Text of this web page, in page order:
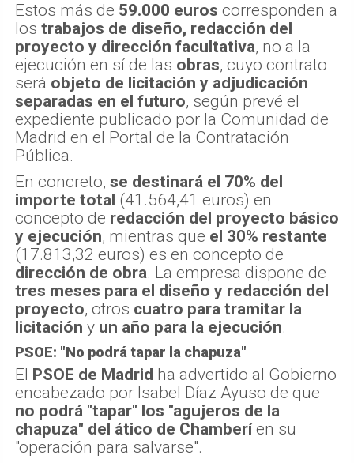
Estos más de 59.000 euros corresponden a
los trabajos de diseño, redacción del
proyecto y dirección facultativa, no a la
ejecución en sí de las obras, cuyo contrato
será objeto de licitación y adjudicación
separadas en el futuro, según prevé el
expediente publicado por la Comunidad de
Madrid en el Portal de la Contratación
Pública.
En concreto, se destinará el 70% del
importe total (41.564,41 euros) en
concepto de redacción del proyecto básico
y ejecución, mientras que el 30% restante
(17.813,32 euros) es en concepto de
dirección de obra. La empresa dispone de
tres meses para el diseño y redacción del
proyecto, otros cuatro para tramitar la
licitación y un año para la ejecución.
PSOE: "No podrá tapar la chapuza"
El PSOE de Madrid ha advertido al Gobierno
encabezado por Isabel Díaz Ayuso de que
no podrá "tapar" los "agujeros de la
chapuza" del ático de Chamberíen su
"operación para salvarse".